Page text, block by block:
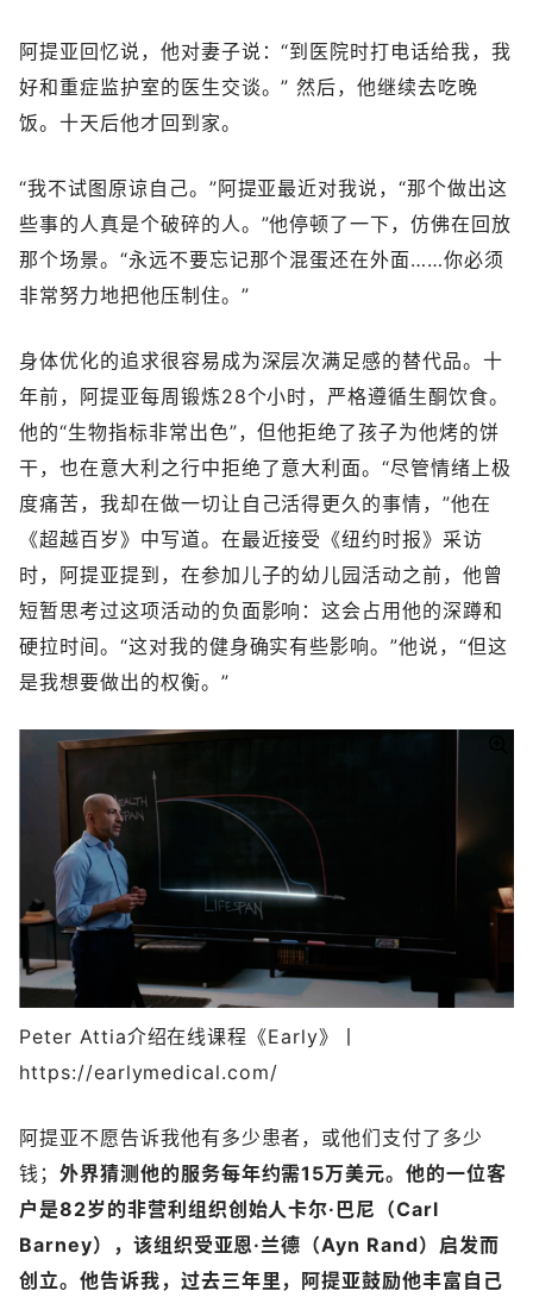
阿提亚回忆说，他对妻子说：“到医院时打电话给我，我
好和重症监护室的医生交谈。” 然后，他继续去吃晚
饭。十天后他才回到家。
“我不试图原谅自己。”阿提亚最近对我说，“那个做出这
些事的人真是个破碎的人。”他停顿了一下，仿佛在回放
那个场景。“永远不要忘记那个混蛋还在外面……你必须
非常努力地把他压制住。”
身体优化的追求很容易成为深层次满足感的替代品。十
年前，阿提亚每周锻炼28个小时，严格遵循生酮饮食。
他的“生物指标非常出色”，但他拒绝了孩子为他烤的饼
干，也在意大利之行中拒绝了意大利面。“尽管情绪上极
度痛苦，我却在做一切让自己活得更久的事情，”他在
《超越百岁》中写道。在最近接受《纽约时报》采访
时，阿提亚提到，在参加儿子的幼儿园活动之前，他曾
短暂思考过这项活动的负面影响：这会占用他的深蹲和
硬拉时间。“这对我的健身确实有些影响。”他说，“但这
是我想要做出的权衡。”
Peter Attia介绍在线课程《Early》丨
https://earlymedical.com/
阿提亚不愿告诉我他有多少患者，或他们支付了多少
钱； 外界猜测他的服务每年约需15万美元。他的一位客
户是82岁的非营利组织创始人卡尔·巴尼（Carl
Barney），该组织受亚恩·兰德（Ayn Rand）启发而
创立。他告诉我，过去三年里，阿提亚鼓励他丰富自己